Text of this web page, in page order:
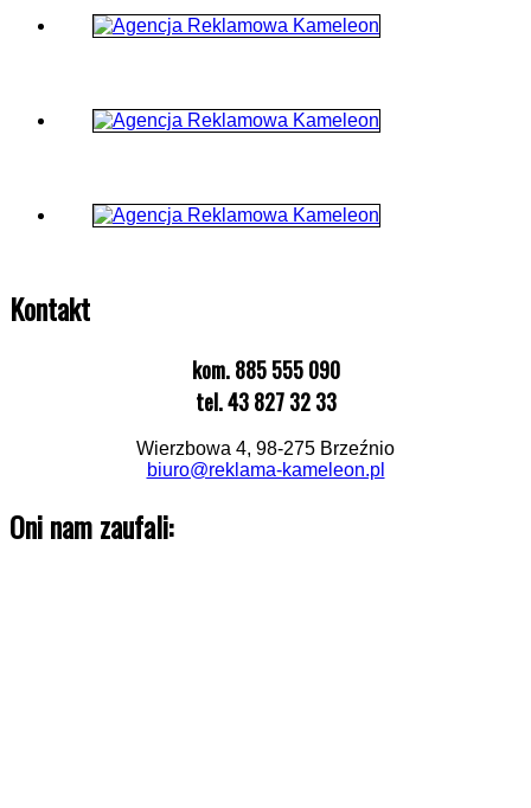
Kontakt
kom. 885 555 090
tel. 43 827 32 33
Wierzbowa 4, 98-275 Brzeźnio
biuro@reklama-kameleon.pl
Oni nam zaufali: